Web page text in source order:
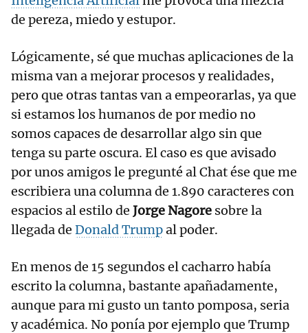
de pereza, miedo y estupor.
Lógicamente, sé que muchas aplicaciones de la
misma van a mejorar procesos y realidades,
pero que otras tantas van a empeorarlas, ya que
si estamos los humanos de por medio no
somos capaces de desarrollar algo sin que
tenga su parte oscura. El caso es que avisado
por unos amigos le pregunté al Chat ése que me
escribiera una columna de 1.890 caracteres con
espacios al estilo de Jorge Nagore sobre la
llegada de Donald Trumpal poder.
En menos de 15 segundos el cacharro había
escrito la columna, bastante apañadamente,
aunque para mi gusto un tanto pomposa, seria
y académica. No ponía por ejemplo que Trump